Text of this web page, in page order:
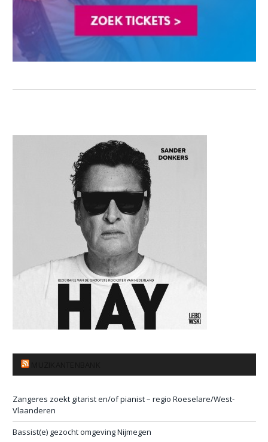
Zangeres zoekt gitarist en/of pianist – regio Roeselare/West-
Vlaanderen
Bassist(e) gezocht omgeving Nijmegen